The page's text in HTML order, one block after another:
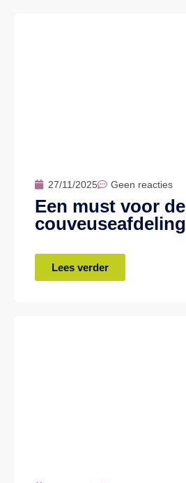
27/11/2025 Geen reacties
Een must voor de
couveuseafdeling
Lees verder